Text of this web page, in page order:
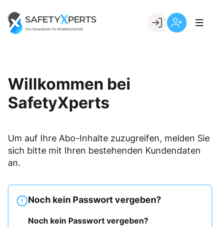
content
Go to landing page.
Willkommen bei
SafetyXperts
Um auf Ihre Abo-Inhalte zuzugreifen, melden Sie
sich bitte mit Ihren bestehenden Kundendaten
an.
Noch kein Passwort vergeben?
Noch kein Passwort vergeben?